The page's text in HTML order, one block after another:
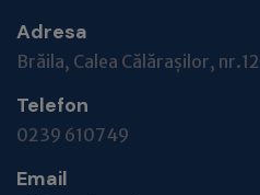
Adresa
Brăila, Calea Călărașilor, nr.12
Telefon
0239 610749
Email